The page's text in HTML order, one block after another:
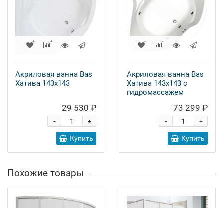
Акриловая ванна Bas
Хатива 143x143
29 530 ₽
+
-
Купить
Акриловая ванна Bas
Хатива 143x143 с
гидромассажем
73 299 ₽
+
-
Купить
Похожие товары